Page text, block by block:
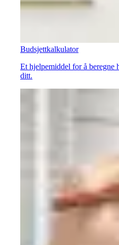
Budsjettkalkulator
Et hjelpemiddel for å beregne
ditt.